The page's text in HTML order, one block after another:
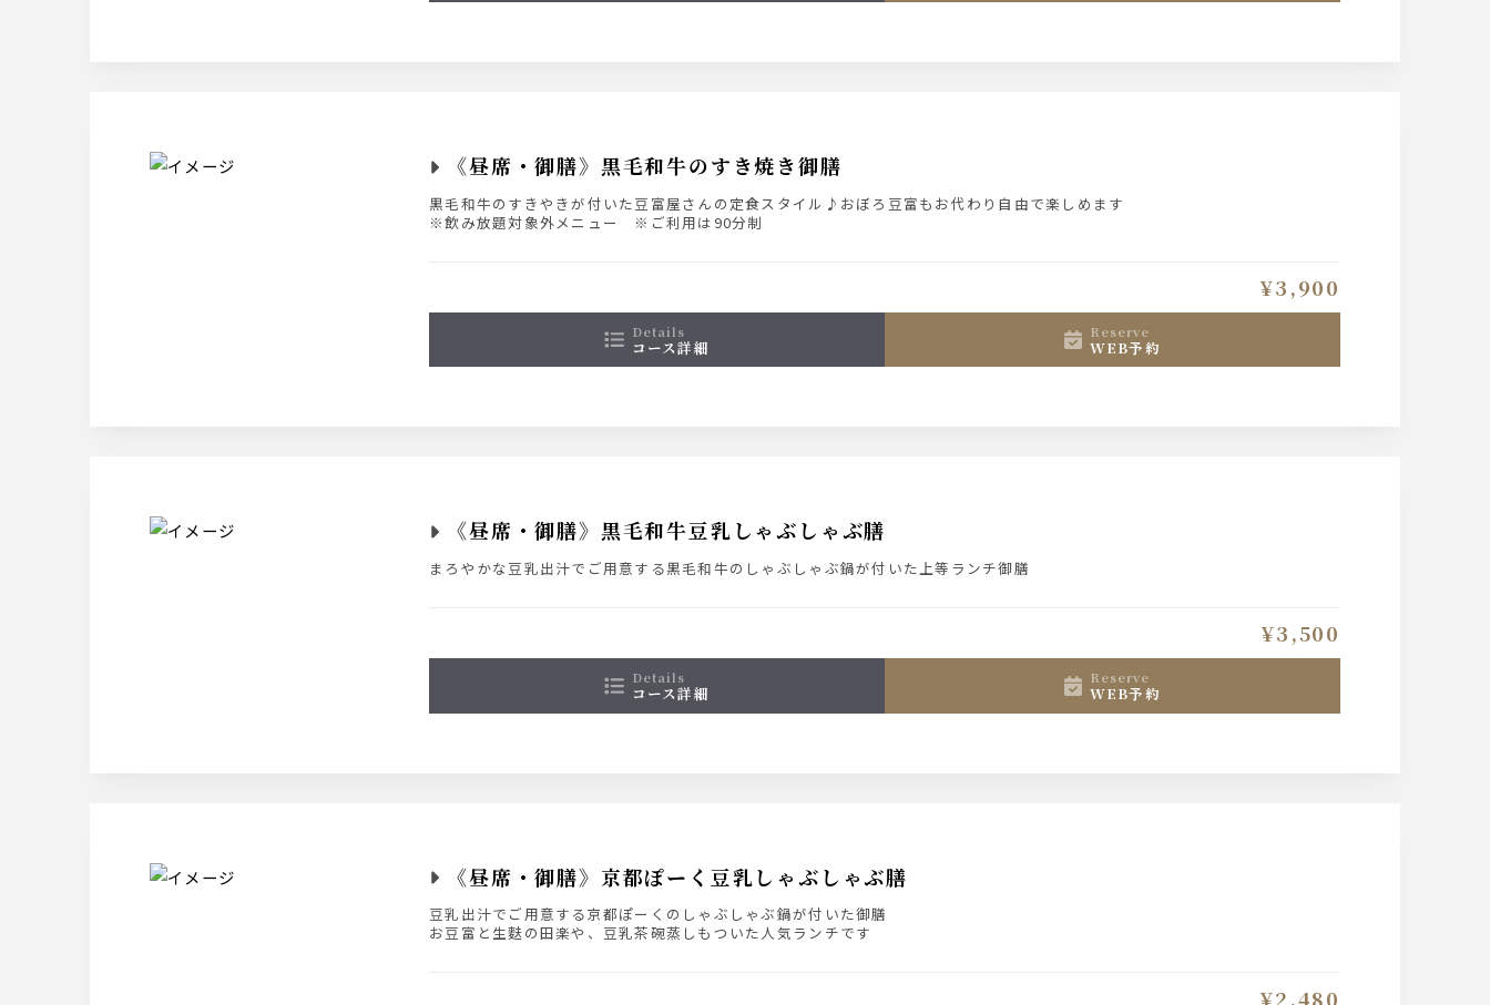
《昼席・御膳》黒毛和牛のすき焼き御膳
黒毛和牛のすきやきが付いた豆富屋さんの定食スタイル♪おぼろ豆富もお代わり自由で楽しめます
※飲み放題対象外メニュー ※ご利用は90分制
¥3,900
details
コース詳細
reserve
WEB予約
《昼席・御膳》黒毛和牛豆乳しゃぶしゃぶ膳
まろやかな豆乳出汁でご用意する黒毛和牛のしゃぶしゃぶ鍋が付いた上等ランチ御膳
¥3,500
details
コース詳細
reserve
WEB予約
《昼席・御膳》京都ぽーく豆乳しゃぶしゃぶ膳
豆乳出汁でご用意する京都ぽーくのしゃぶしゃぶ鍋が付いた御膳
お豆富と生麩の田楽や、豆乳茶碗蒸しもついた人気ランチです
¥2,480